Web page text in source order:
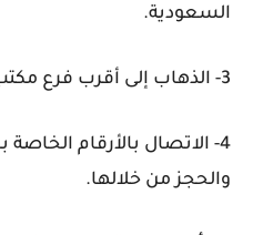
السعودية.
3- الذهاب إلى أقرب فرع مكتب الخطوط السعودية.
4- الاتصال بالأرقام
والحجز من خلالها.